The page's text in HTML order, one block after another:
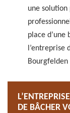
une
place d’une
l’entreprise
Bourgfelden
DE BÂCHER